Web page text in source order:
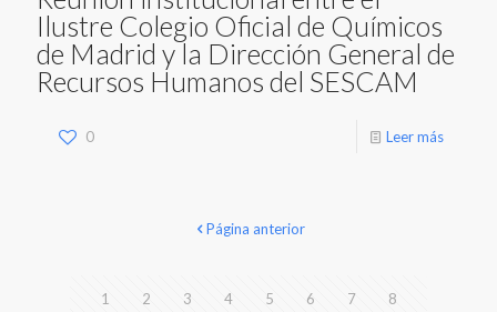
Ilustre Colegio Oficial de Químicos
de Madrid y la Dirección General de
Recursos Humanos del SESCAM
0 Leer más
Página anterior
1 2 3 4 5 6 7 8